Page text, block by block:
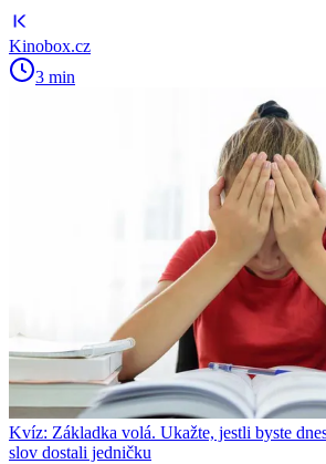
Kinobox.cz
3 min
Kvíz: Základka volá. Ukažte, jestli byste
slov dostali jedničku